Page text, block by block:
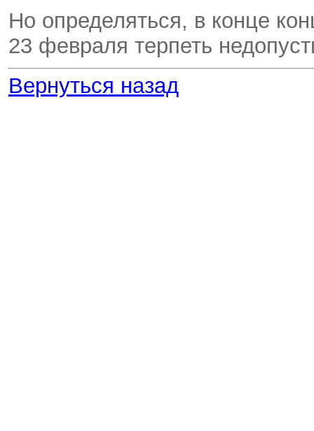
Но определяться, в конце
23 февраля терпеть
Вернуться назад